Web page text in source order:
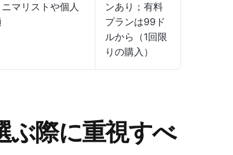
マリストや個人
ンあり；有料
プランは99ド
ルから（1回限
りの購入）
ぶ際に重視すべ